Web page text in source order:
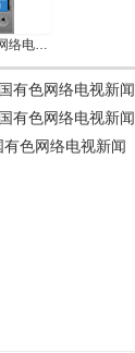
有色网络电视新闻
有色网络电视新闻
色网络电视新闻